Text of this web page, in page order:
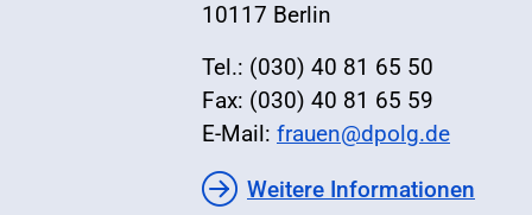
10117 Berlin
Tel.: (030) 40 81 65 50
Fax: (030) 40 81 65 59
E-Mail: frauen@dpolg.de
Weitere Informationen